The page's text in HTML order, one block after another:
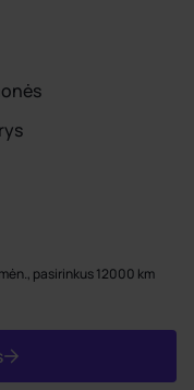
pasirinkus 12000 km